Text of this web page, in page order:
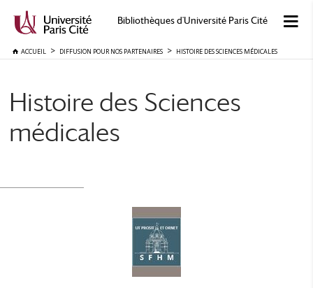
Bibliothèques d'Université Paris Cité
ACCUEIL DIFFUSION POUR NOS PARTENAIRES HISTOIRE DES SCIENCES MÉDICALES
Histoire des Sciences
médicales